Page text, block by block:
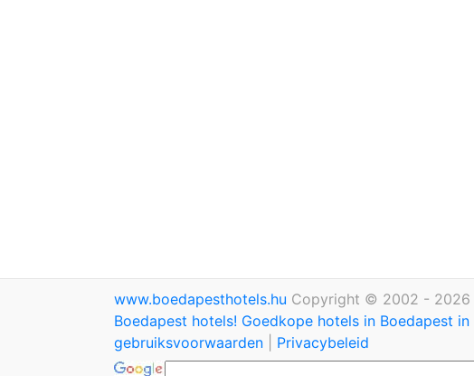
www.boedapesthotels.hu Copyright © 2002 - 2026
Boedapest hotels! Goedkope hotels in Boedapest
gebruiksvoorwaarden
Privacybeleid